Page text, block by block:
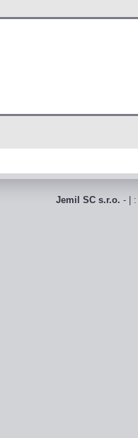
Jemil SC s.r.o. - |